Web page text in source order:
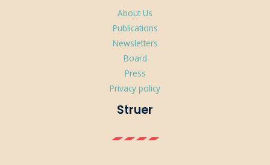
About Us
Publications
Newsletters
Board
Press
Privacy policy
Struer